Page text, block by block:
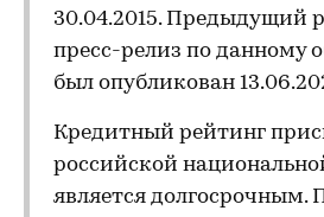
30.04.2015. Предыдущий
пресс-релиз по данному
был опубликован
Кредитный рейтинг
российской
является долгосрочным.